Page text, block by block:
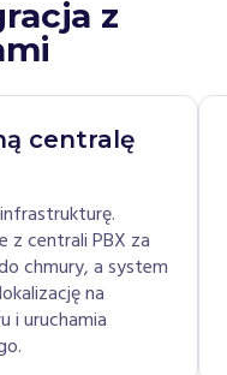
z
centralę
z centrali PBX za
chmury, a system
na
i uruchamia